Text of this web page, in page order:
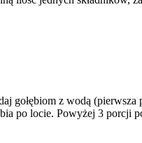
gołębiom z wodą (pierwsza
po locie. Powyżej 3 porcji